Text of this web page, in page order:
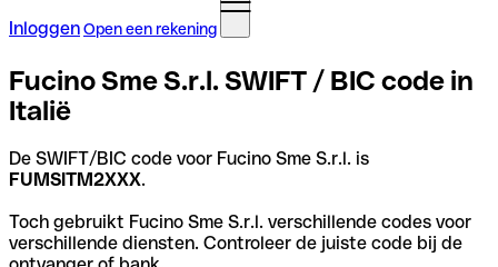
InloggenOpen een rekening
Fucino Sme S.r.l. SWIFT / BIC code in
Italië
De SWIFT/BIC code voor Fucino Sme S.r.l. is
FUMSITM2XXX.
Toch gebruikt Fucino Sme S.r.l. verschillende codes voor
verschillende diensten. Controleer de juiste code bij de